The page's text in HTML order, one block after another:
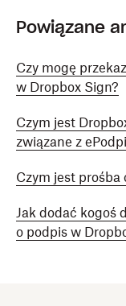
Powiązane
Czy mogę
w Dropbox Sign?
Czym jest
związane z
Czym jest prośba
Jak dodać kogoś
o podpis w